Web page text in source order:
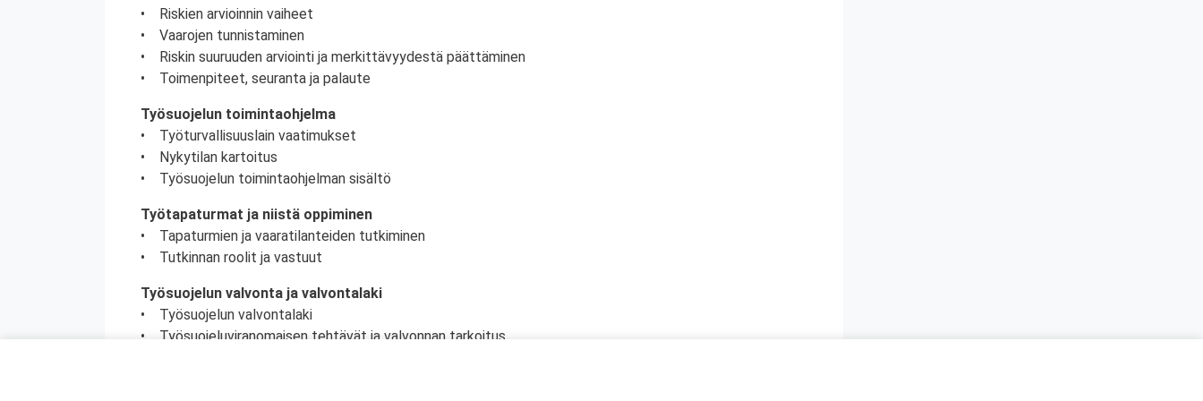
• Riskien arvioinnin vaiheet
• Vaarojen tunnistaminen
• Riskin suuruuden arviointi ja merkittävyydestä päättäminen
• Toimenpiteet, seuranta ja palaute
Työsuojelun toimintaohjelma
• Työturvallisuuslain vaatimukset
• Nykytilan kartoitus
• Työsuojelun toimintaohjelman sisältö
Työtapaturmat ja niistä oppiminen
• Tapaturmien ja vaaratilanteiden tutkiminen
• Tutkinnan roolit ja vastuut
Työsuojelun valvonta ja valvontalaki
• Työsuojelun valvontalaki
• Työsuojeluviranomaisen tehtävät ja valvonnan tarkoitus